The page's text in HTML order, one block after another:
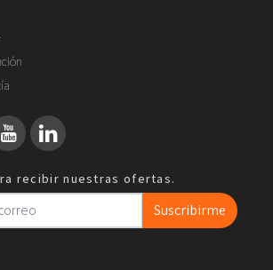
recibir nuestras ofertas.
Suscribirme